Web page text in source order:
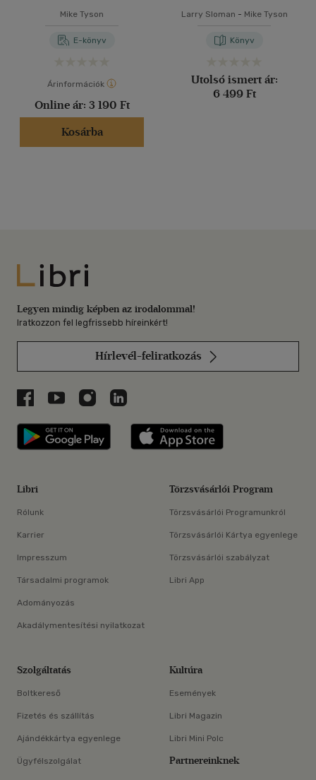
Mike Tyson
E-könyv
Árinformációk
Online ár: 3 190 Ft
Kosárba
Larry Sloman - Mike Tyson
Könyv
Utolsó ismert ár:
6 499 Ft
Libri
Legyen mindig képben az irodalommal!
Iratkozzon fel legfrissebb híreinkért!
Hírlevél-feliratkozás
Libri a Facebookon
Libri a Youtube-on
Libri az Instagramon
Libri a LinkedInen
Libri applikáció Szerezd meg: Google
Libri
Rólunk
Karrier
Impresszum
Társadalmi programok
Adományozás
Akadálymentesítési nyilatkozat
Törzsvásárlói Program
Törzsvásárlói Programunkról
Törzsvásárlói Kártya egyenlege
Törzsvásárlói szabályzat
Libri App
Szolgáltatás
Boltkereső
Fizetés és szállítás
Ajándékkártya egyenlege
Ügyfélszolgálat
Kultúra
Események
Libri Magazin
Libri Mini Polc
Partnereinknek